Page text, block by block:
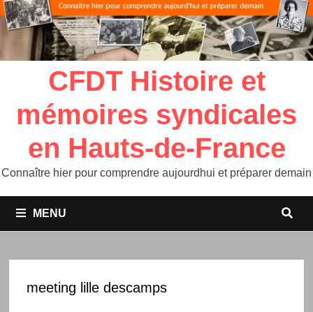
CFDT Histoire et
mémoires syndicales
en Hauts-de-France
Connaître hier pour comprendre aujourdhui et préparer demain
MENU
meeting lille descamps